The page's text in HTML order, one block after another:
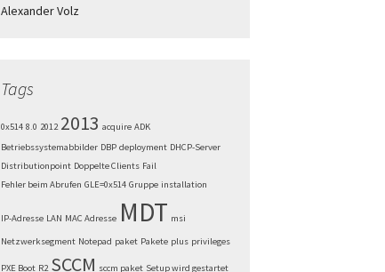
Alexander Volz
Tags
0x514 8.0 2012 2013 acquire ADK
Betriebssystemabbilder DBP deployment DHCP-Server
Distributionpoint Doppelte Clients Fail
Fehler beim Abrufen GLE=0x514 Gruppe installation
IP-Adresse LAN MAC Adresse MDT msi
Netzwerksegment Notepad paket Pakete plus privileges
PXE Boot R2 SCCM sccm paket Setup wird gestartet